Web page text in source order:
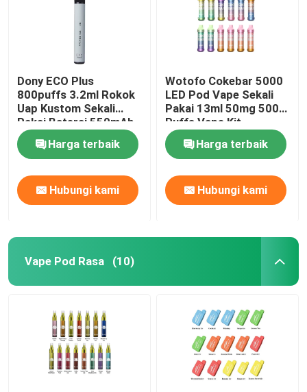
Dony ECO Plus
800puffs 3.2ml Rokok
Uap Kustom Sekali
Pakai Baterai 550mAh
15 Rasa
Harga terbaik
Hubungi kami
Wotofo Cokebar 5000
LED Pod Vape Sekali
Pakai 13ml 50mg 5000
Puffs Vape Kit
Harga terbaik
Hubungi kami
Vape Pod Rasa (10)